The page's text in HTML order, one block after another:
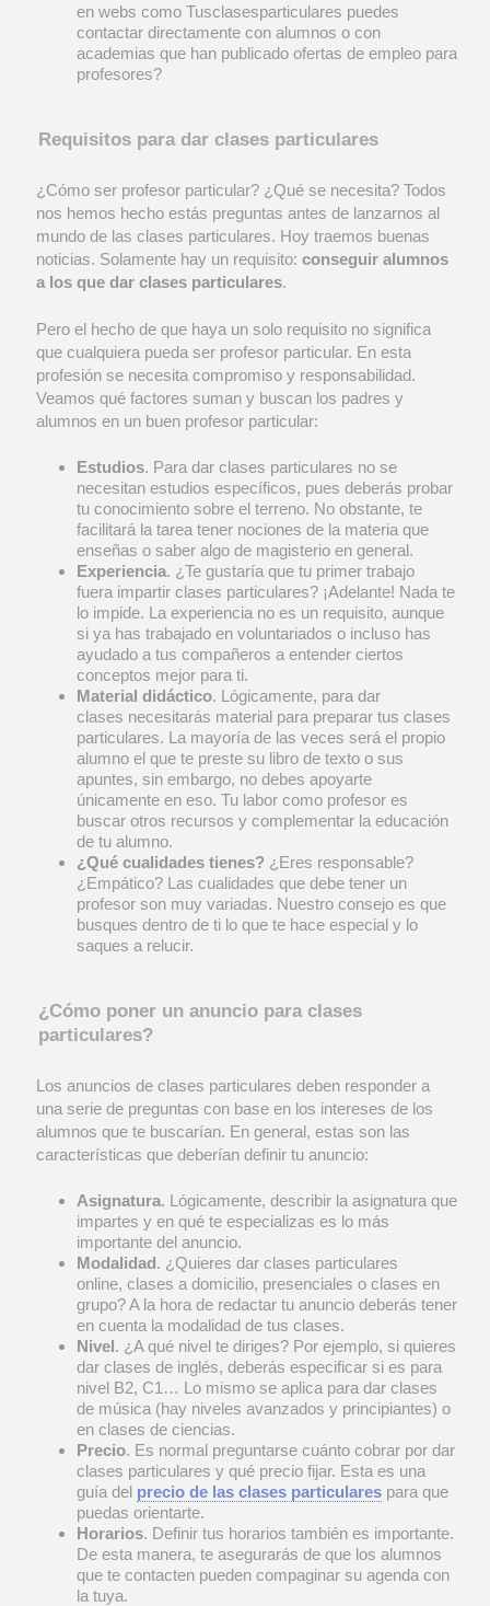
en webs como Tusclasesparticulares puedes
contactar directamente con alumnos o con
academias que han publicado ofertas de empleo para
profesores?
Requisitos para dar clases particulares
¿Cómo ser profesor particular? ¿Qué se necesita? Todos
nos hemos hecho estás preguntas antes de lanzarnos al
mundo de las clases particulares. Hoy traemos buenas
noticias. Solamente hay un requisito: conseguir alumnos
a los que dar clases particulares.
Pero el hecho de que haya un solo requisito no significa
que cualquiera pueda ser profesor particular. En esta
profesión se necesita compromiso y responsabilidad.
Veamos qué factores suman y buscan los padres y
alumnos en un buen profesor particular:
Estudios. Para dar clases particulares no se
necesitan estudios específicos, pues deberás probar
tu conocimiento sobre el terreno. No obstante, te
facilitará la tarea tener nociones de la materia que
enseñas o saber algo de magisterio en general.
Experiencia. ¿Te gustaría que tu primer trabajo
fuera impartir clases particulares? ¡Adelante! Nada te
lo impide. La experiencia no es un requisito, aunque
si ya has trabajado en voluntariados o incluso has
ayudado a tus compañeros a entender ciertos
conceptos mejor para ti.
Material didáctico. Lógicamente, para dar
clases necesitarás material para preparar tus clases
particulares. La mayoría de las veces será el propio
alumno el que te preste su libro de texto o sus
apuntes, sin embargo, no debes apoyarte
únicamente en eso. Tu labor como profesor es
buscar otros recursos y complementar la educación
de tu alumno.
¿Qué cualidades tienes? ¿Eres responsable?
¿Empático? Las cualidades que debe tener un
profesor son muy variadas. Nuestro consejo es que
busques dentro de ti lo que te hace especial y lo
saques a relucir.
¿Cómo poner un anuncio para clases
particulares?
Los anuncios de clases particulares deben responder a
una serie de preguntas con base en los intereses de los
alumnos que te buscarían. En general, estas son las
características que deberían definir tu anuncio:
Asignatura. Lógicamente, describir la asignatura que
impartes y en qué te especializas es lo más
importante del anuncio.
Modalidad. ¿Quieres dar clases particulares
online, clases a domicilio, presenciales o clases en
grupo? A la hora de redactar tu anuncio deberás tener
en cuenta la modalidad de tus clases.
Nivel. ¿A qué nivel te diriges? Por ejemplo, si quieres
dar clases de inglés, deberás especificar si es para
nivel B2, C1… Lo mismo se aplica para dar clases
de música (hay niveles avanzados y principiantes) o
en clases de ciencias.
Precio. Es normal preguntarse cuánto cobrar por dar
clases particulares y qué precio fijar. Esta es una
guía del precio de las clases particulares para que
puedas orientarte.
Horarios. Definir tus horarios también es importante.
De esta manera, te asegurarás de que los alumnos
que te contacten pueden compaginar su agenda con
la tuya.